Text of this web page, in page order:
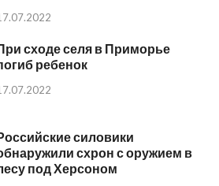
сходе селя в Приморье
ребенок
силовики
схрон с оружием в
под Херсоном